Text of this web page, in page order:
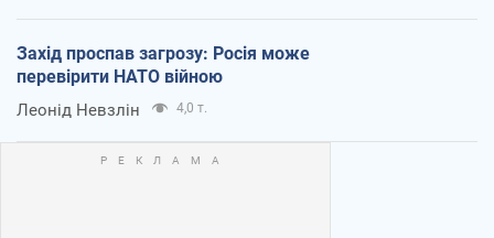
Захід проспав загрозу: Росія може
перевірити НАТО війною
Леонід Невзлін 4,0 т.